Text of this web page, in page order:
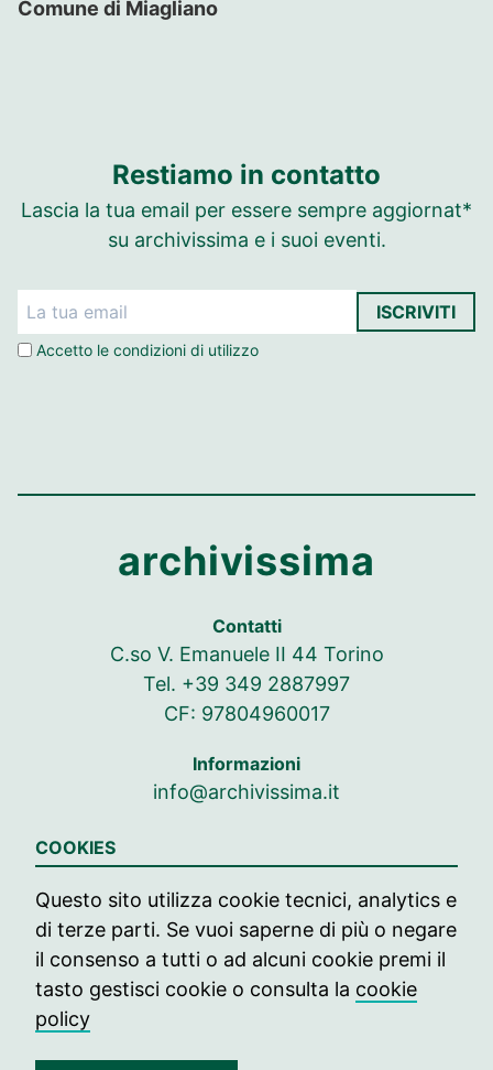
Comune di Miagliano
Restiamo in contatto
Lascia la tua email per essere sempre aggiornat*
su archivissima e i suoi eventi.
Accetto le condizioni di utilizzo
ISCRIVITI
archivissima
Contatti
C.so V. Emanuele II 44 Torino
Tel. +39 349 2887997
CF: 97804960017
Informazioni
info@archivissima.it
Seguici su Facebook
Seguici su
Seguici su
© 2021 archivissima
Press
Edizione passate
COOKIES
Questo sito utilizza cookie tecnici, analytics e
di terze parti. Se vuoi saperne di più o negare
il consenso a tutti o ad alcuni cookie premi il
tasto gestisci cookie o consulta la cookie
policy